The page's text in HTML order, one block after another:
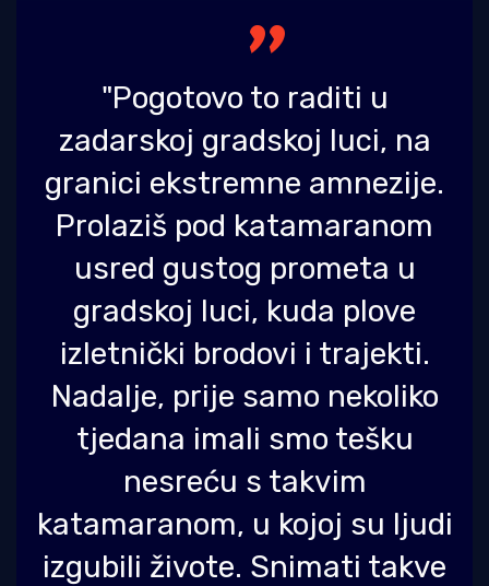
"Pogotovo to raditi u
zadarskoj gradskoj luci, na
granici ekstremne amnezije.
Prolaziš pod katamaranom
usred gustog prometa u
gradskoj luci, kuda plove
izletnički brodovi i trajekti.
Nadalje, prije samo nekoliko
tjedana imali smo tešku
nesreću s takvim
katamaranom, u kojoj su ljudi
izgubili živote. Snimati takve